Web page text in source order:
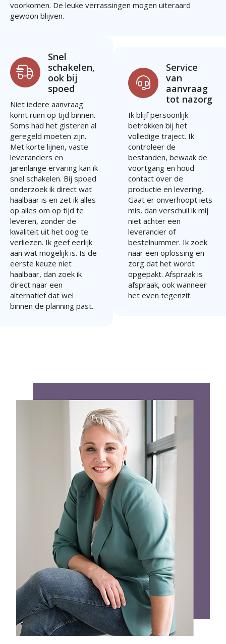
voorkomen. De leuke verrassingen mogen uiteraard
gewoon blijven.
Snel
schakelen,
ook bij
spoed
Niet iedere aanvraag
komt ruim op tijd binnen.
Soms had het gisteren al
geregeld moeten zijn.
Met korte lijnen, vaste
leveranciers en
jarenlange ervaring kan ik
snel schakelen. Bij spoed
onderzoek ik direct wat
haalbaar is en zet ik alles
op alles om op tijd te
leveren, zonder de
kwaliteit uit het oog te
verliezen. Ik geef eerlijk
aan wat mogelijk is. Is de
eerste keuze niet
haalbaar, dan zoek ik
direct naar een
alternatief dat wel
binnen de planning past.
Service
van
aanvraag
tot nazorg
Ik blijf persoonlijk
betrokken bij het
volledige traject. Ik
controleer de
bestanden, bewaak de
voortgang en houd
contact over de
productie en levering.
Gaat er onverhoopt iets
mis, dan verschuil ik mij
niet achter een
leverancier of
bestelnummer. Ik zoek
naar een oplossing en
zorg dat het wordt
opgepakt. Afspraak is
afspraak, ook wanneer
het even tegenzit.